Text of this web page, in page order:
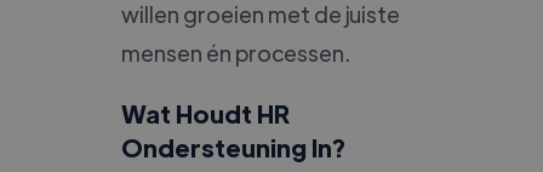
willen groeien met de juiste
mensen én processen.
Wat Houdt HR
Ondersteuning In?